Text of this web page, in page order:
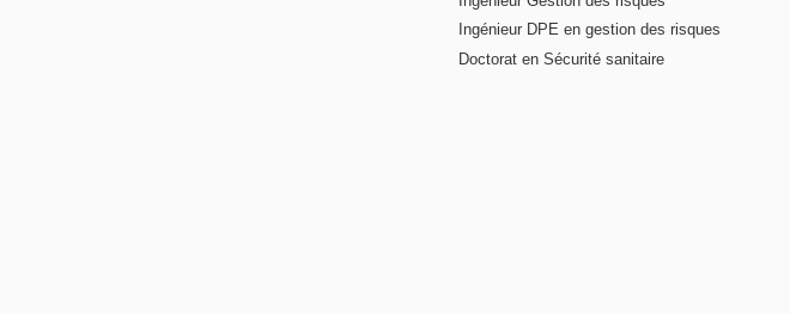
Ingénieur DPE en gestion des risques
Doctorat en Sécurité sanitaire